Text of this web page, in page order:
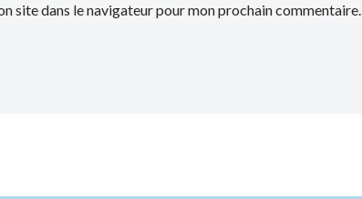
site dans le navigateur pour mon prochain commentaire.